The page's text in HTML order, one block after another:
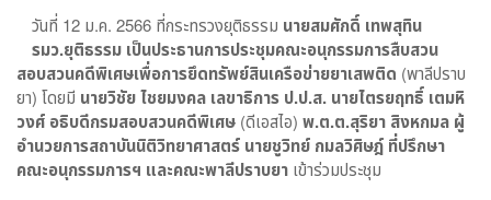
วันที่ 12 ม.ค. 2566 ที่กระทรวงยุติธรรม นายสมศักดิ์ เทพสุทิน
รมว.ยุติธรรม เป็นประธานการประชุมคณะอนุกรรมการสืบสวน
สอบสวนคดีพิเศษเพื่อการยึดทรัพย์สินเครือข่ายยาเสพติด (พาลีปราบ
ยา) โดยมี นายวิชัย ไชยมงคล เลขาธิการ ป.ป.ส. นายไตรยฤทธิ์ เตมหิ
วงศ์ อธิบดีกรมสอบสวนคดีพิเศษ (ดีเอสไอ) พ.ต.ต.สุริยา สิงหกมล ผู้
อำนวยการสถาบันนิติวิทยาศาสตร์ นายชูวิทย์ กมลวิศิษฎ์ ที่ปรึกษา
คณะอนุกรรมการฯ และคณะพาลีปราบยา เข้าร่วมประชุม